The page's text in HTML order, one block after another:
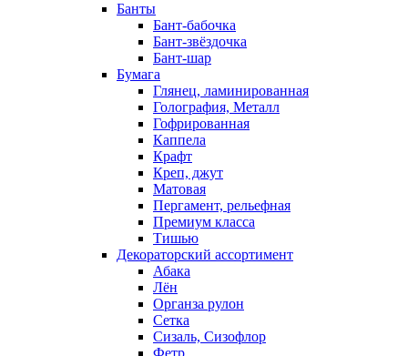
Банты
Бант-бабочка
Бант-звёздочка
Бант-шар
Бумага
Глянец, ламинированная
Голография, Металл
Гофрированная
Каппела
Крафт
Креп, джут
Матовая
Пергамент, рельефная
Премиум класса
Тишью
Декораторский ассортимент
Абака
Лён
Органза рулон
Сетка
Сизаль, Сизофлор
Фетр